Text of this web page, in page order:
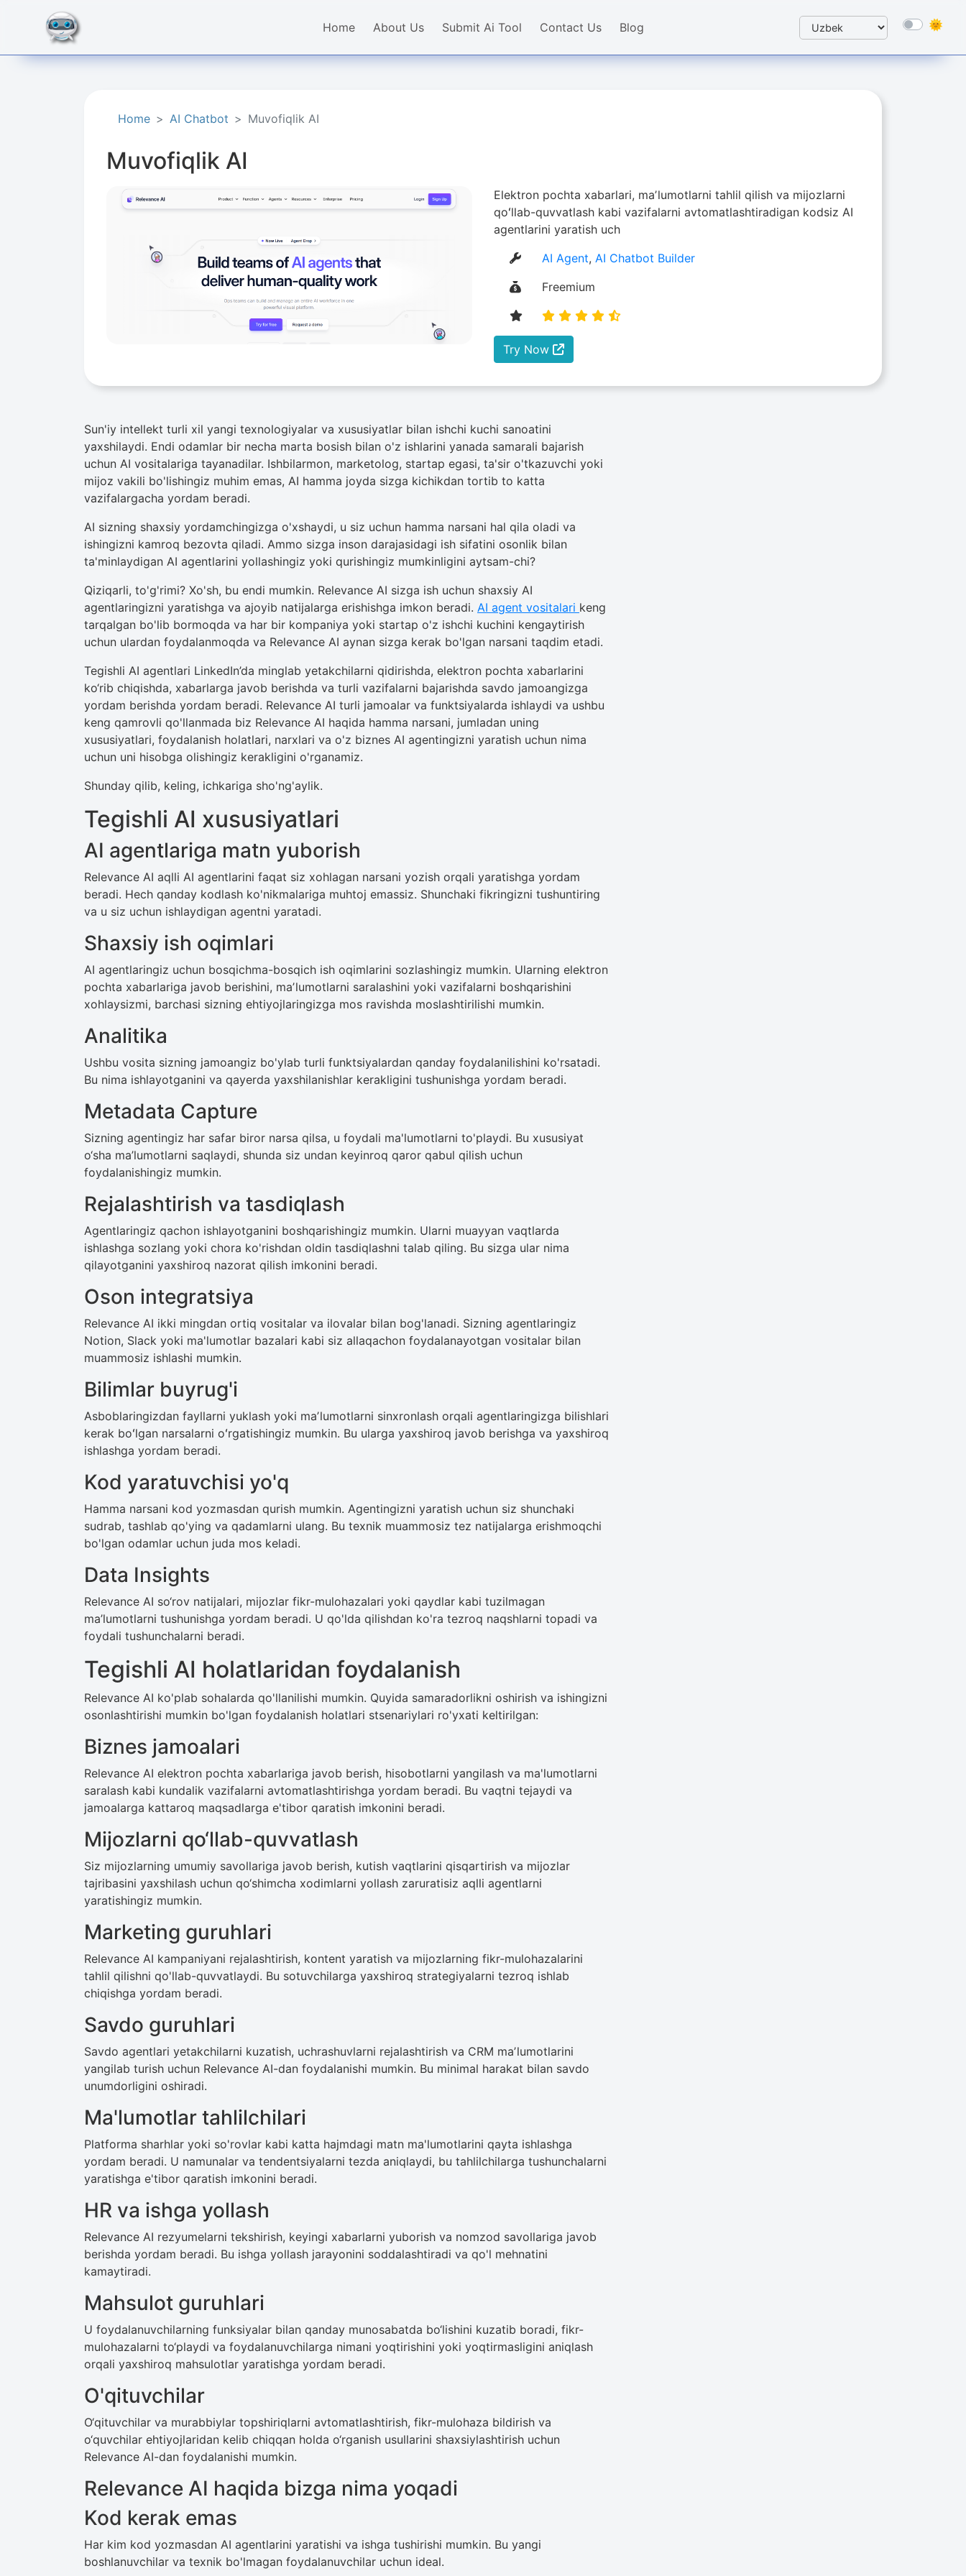
Home About Us Submit Ai Tool Contact Us Blog
Home AI Chatbot Muvofiqlik AI
Muvofiqlik AI
Elektron pochta xabarlari, maʼlumotlarni tahlil qilish va mijozlarni
qoʻllab-quvvatlash kabi vazifalarni avtomatlashtiradigan kodsiz AI
agentlarini yaratish uch
AI Agent,AI Chatbot Builder
Freemium
Try Now
Sun'iy intellekt turli xil yangi texnologiyalar va xususiyatlar bilan ishchi kuchi sanoatini
yaxshilaydi. Endi odamlar bir necha marta bosish bilan o'z ishlarini yanada samarali bajarish
uchun AI vositalariga tayanadilar. Ishbilarmon, marketolog, startap egasi, ta'sir o'tkazuvchi yoki
mijoz vakili bo'lishingiz muhim emas, AI hamma joyda sizga kichikdan tortib to katta
vazifalargacha yordam beradi.
AI sizning shaxsiy yordamchingizga o'xshaydi, u siz uchun hamma narsani hal qila oladi va
ishingizni kamroq bezovta qiladi. Ammo sizga inson darajasidagi ish sifatini osonlik bilan
ta'minlaydigan AI agentlarini yollashingiz yoki qurishingiz mumkinligini aytsam-chi?
Qiziqarli, to'g'rimi? Xo'sh, bu endi mumkin. Relevance AI sizga ish uchun shaxsiy AI
agentlaringizni yaratishga va ajoyib natijalarga erishishga imkon beradi. AI agent vositalari keng
tarqalgan bo'lib bormoqda va har bir kompaniya yoki startap o'z ishchi kuchini kengaytirish
uchun ulardan foydalanmoqda va Relevance AI aynan sizga kerak bo'lgan narsani taqdim etadi.
Tegishli AI agentlari LinkedIn’da minglab yetakchilarni qidirishda, elektron pochta xabarlarini
ko‘rib chiqishda, xabarlarga javob berishda va turli vazifalarni bajarishda savdo jamoangizga
yordam berishda yordam beradi. Relevance AI turli jamoalar va funktsiyalarda ishlaydi va ushbu
keng qamrovli qo'llanmada biz Relevance AI haqida hamma narsani, jumladan uning
xususiyatlari, foydalanish holatlari, narxlari va o'z biznes AI agentingizni yaratish uchun nima
uchun uni hisobga olishingiz kerakligini o'rganamiz.
Shunday qilib, keling, ichkariga sho'ng'aylik.
Tegishli AI xususiyatlari
AI agentlariga matn yuborish
Relevance AI aqlli AI agentlarini faqat siz xohlagan narsani yozish orqali yaratishga yordam
beradi. Hech qanday kodlash ko'nikmalariga muhtoj emassiz. Shunchaki fikringizni tushuntiring
va u siz uchun ishlaydigan agentni yaratadi.
Shaxsiy ish oqimlari
AI agentlaringiz uchun bosqichma-bosqich ish oqimlarini sozlashingiz mumkin. Ularning elektron
pochta xabarlariga javob berishini, maʼlumotlarni saralashini yoki vazifalarni boshqarishini
xohlaysizmi, barchasi sizning ehtiyojlaringizga mos ravishda moslashtirilishi mumkin.
Analitika
Ushbu vosita sizning jamoangiz bo'ylab turli funktsiyalardan qanday foydalanilishini ko'rsatadi.
Bu nima ishlayotganini va qayerda yaxshilanishlar kerakligini tushunishga yordam beradi.
Metadata Capture
Sizning agentingiz har safar biror narsa qilsa, u foydali ma'lumotlarni to'playdi. Bu xususiyat
o‘sha ma’lumotlarni saqlaydi, shunda siz undan keyinroq qaror qabul qilish uchun
foydalanishingiz mumkin.
Rejalashtirish va tasdiqlash
Agentlaringiz qachon ishlayotganini boshqarishingiz mumkin. Ularni muayyan vaqtlarda
ishlashga sozlang yoki chora ko'rishdan oldin tasdiqlashni talab qiling. Bu sizga ular nima
qilayotganini yaxshiroq nazorat qilish imkonini beradi.
Oson integratsiya
Relevance AI ikki mingdan ortiq vositalar va ilovalar bilan bog'lanadi. Sizning agentlaringiz
Notion, Slack yoki ma'lumotlar bazalari kabi siz allaqachon foydalanayotgan vositalar bilan
muammosiz ishlashi mumkin.
Bilimlar buyrug'i
Asboblaringizdan fayllarni yuklash yoki maʼlumotlarni sinxronlash orqali agentlaringizga bilishlari
kerak boʻlgan narsalarni oʻrgatishingiz mumkin. Bu ularga yaxshiroq javob berishga va yaxshiroq
ishlashga yordam beradi.
Kod yaratuvchisi yo'q
Hamma narsani kod yozmasdan qurish mumkin. Agentingizni yaratish uchun siz shunchaki
sudrab, tashlab qo'ying va qadamlarni ulang. Bu texnik muammosiz tez natijalarga erishmoqchi
bo'lgan odamlar uchun juda mos keladi.
Data Insights
Relevance AI so‘rov natijalari, mijozlar fikr-mulohazalari yoki qaydlar kabi tuzilmagan
ma’lumotlarni tushunishga yordam beradi. U qo'lda qilishdan ko'ra tezroq naqshlarni topadi va
foydali tushunchalarni beradi.
Tegishli AI holatlaridan foydalanish
Relevance AI ko'plab sohalarda qo'llanilishi mumkin. Quyida samaradorlikni oshirish va ishingizni
osonlashtirishi mumkin bo'lgan foydalanish holatlari stsenariylari ro'yxati keltirilgan:
Biznes jamoalari
Relevance AI elektron pochta xabarlariga javob berish, hisobotlarni yangilash va ma'lumotlarni
saralash kabi kundalik vazifalarni avtomatlashtirishga yordam beradi. Bu vaqtni tejaydi va
jamoalarga kattaroq maqsadlarga e'tibor qaratish imkonini beradi.
Mijozlarni qo‘llab-quvvatlash
Siz mijozlarning umumiy savollariga javob berish, kutish vaqtlarini qisqartirish va mijozlar
tajribasini yaxshilash uchun qo‘shimcha xodimlarni yollash zaruratisiz aqlli agentlarni
yaratishingiz mumkin.
Marketing guruhlari
Relevance AI kampaniyani rejalashtirish, kontent yaratish va mijozlarning fikr-mulohazalarini
tahlil qilishni qo'llab-quvvatlaydi. Bu sotuvchilarga yaxshiroq strategiyalarni tezroq ishlab
chiqishga yordam beradi.
Savdo guruhlari
Savdo agentlari yetakchilarni kuzatish, uchrashuvlarni rejalashtirish va CRM maʼlumotlarini
yangilab turish uchun Relevance AI-dan foydalanishi mumkin. Bu minimal harakat bilan savdo
unumdorligini oshiradi.
Ma'lumotlar tahlilchilari
Platforma sharhlar yoki so'rovlar kabi katta hajmdagi matn ma'lumotlarini qayta ishlashga
yordam beradi. U namunalar va tendentsiyalarni tezda aniqlaydi, bu tahlilchilarga tushunchalarni
yaratishga e'tibor qaratish imkonini beradi.
HR va ishga yollash
Relevance AI rezyumelarni tekshirish, keyingi xabarlarni yuborish va nomzod savollariga javob
berishda yordam beradi. Bu ishga yollash jarayonini soddalashtiradi va qo'l mehnatini
kamaytiradi.
Mahsulot guruhlari
U foydalanuvchilarning funksiyalar bilan qanday munosabatda bo‘lishini kuzatib boradi, fikr-
mulohazalarni to‘playdi va foydalanuvchilarga nimani yoqtirishini yoki yoqtirmasligini aniqlash
orqali yaxshiroq mahsulotlar yaratishga yordam beradi.
O'qituvchilar
O‘qituvchilar va murabbiylar topshiriqlarni avtomatlashtirish, fikr-mulohaza bildirish va
o‘quvchilar ehtiyojlaridan kelib chiqqan holda o‘rganish usullarini shaxsiylashtirish uchun
Relevance AI-dan foydalanishi mumkin.
Relevance AI haqida bizga nima yoqadi
Kod kerak emas
Har kim kod yozmasdan AI agentlarini yaratishi va ishga tushirishi mumkin. Bu yangi
boshlanuvchilar va texnik bo'lmagan foydalanuvchilar uchun ideal.